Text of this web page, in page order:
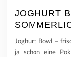
JOGHURT
Joghurt Bowl –
ja schon eine